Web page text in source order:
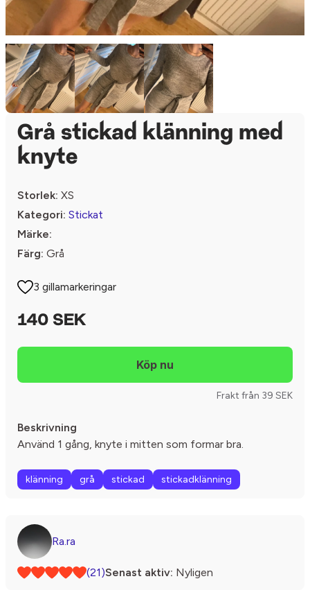
Grå stickad klänning med
knyte
Storlek: XS
Kategori: Stickat
Märke:
Färg: Grå
3 gillamarkeringar
140 SEK
Frakt från 39 SEK
Beskrivning
Använd 1 gång, knyte i mitten som formar bra.
klänning grå stickad stickadklänning
Ra.ra
(21)Senast aktiv: Nyligen